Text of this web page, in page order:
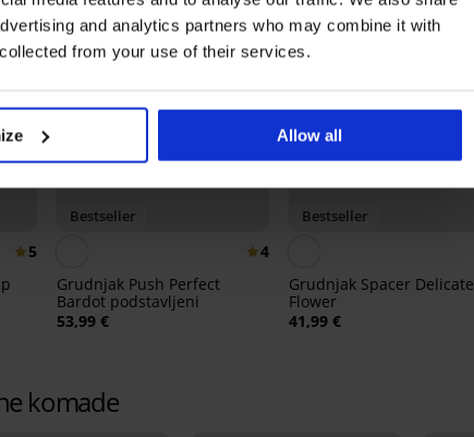
and analytics partners who may combine it with
from your use of their services.
Allow all
5
Bestseller
4
Grudnjak Push Perfect
Bardot podstavljeni
53,99 €
Bestseller
Grudnjak Spacer Delicate
Flower
41,99 €
komade